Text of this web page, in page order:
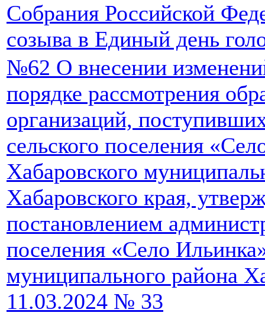
Собрания Российской
созыва в Единый день
№62 О внесении
порядке рассмотрения
организаций,
сельского поселения
Хабаровского
Хабаровского края,
постановлением
поселения «Село
муниципального района
11.03.2024 № 33